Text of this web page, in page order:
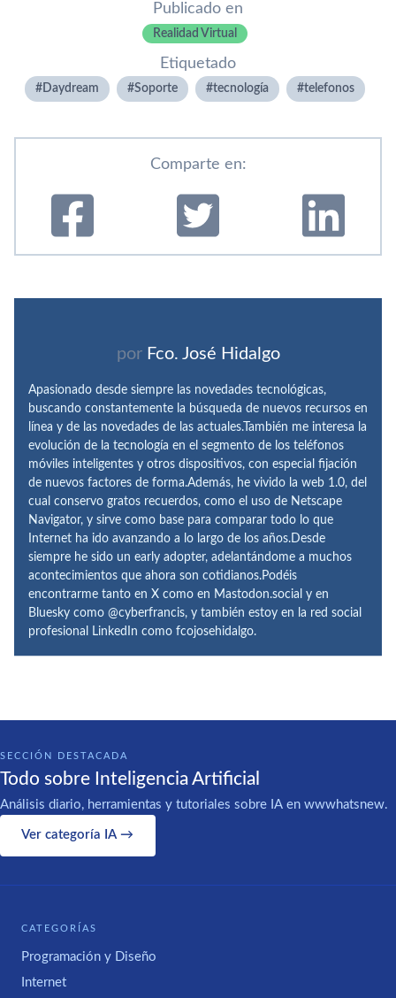
Publicado en
Realidad Virtual
Etiquetado
Daydream Soporte tecnologí­a telefonos
Comparte en:
por Fco. José Hidalgo
Apasionado desde siempre las novedades tecnológicas,
buscando constantemente la búsqueda de nuevos recursos en
línea y de las novedades de las actuales.También me interesa la
evolución de la tecnología en el segmento de los teléfonos
móviles inteligentes y otros dispositivos, con especial fijación
de nuevos factores de forma.Además, he vivido la web 1.0, del
cual conservo gratos recuerdos, como el uso de Netscape
Navigator, y sirve como base para comparar todo lo que
Internet ha ido avanzando a lo largo de los años.Desde
siempre he sido un early adopter, adelantándome a muchos
acontecimientos que ahora son cotidianos.Podéis
encontrarme tanto en X como en Mastodon.social y en
Bluesky como @cyberfrancis, y también estoy en la red social
profesional LinkedIn como fcojosehidalgo.
SECCIÓN DESTACADA
Todo sobre Inteligencia Artificial
Análisis diario, herramientas y tutoriales sobre IA en wwwhatsnew.
Ver categoría IA →
CATEGORÍAS
Programación y Diseño
Internet